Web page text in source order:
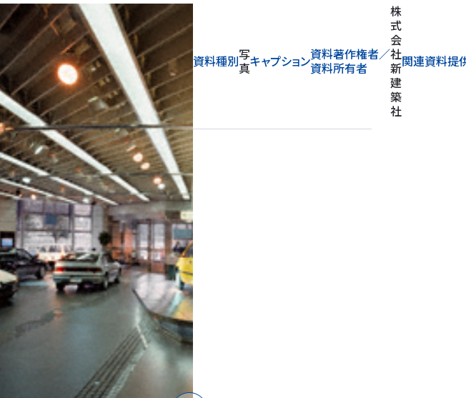
資料種別写
真キャプション資料著作権者／
資料所有者
株
式
会
社
新
建
築
社
関連資料提